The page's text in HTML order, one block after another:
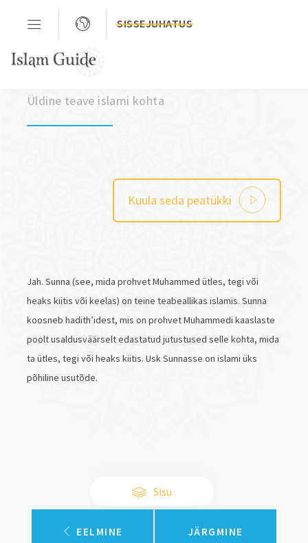
SISSEJUHATUS
Üldine teave islami kohta
Kuula seda peatükki
Jah. Sunna (see, mida prohvet Muhammed ütles, tegi või
heaks kiitis või keelas) on teine teabeallikas islamis. Sunna
koosneb hadith’idest, mis on prohvet Muhammedi kaaslaste
poolt usaldusväärselt edastatud jutustused selle kohta, mida
ta ütles, tegi või heaks kiitis. Usk Sunnasse on islami üks
põhiline usutõde.
Sisu
EELMINE
JÄRGMINE